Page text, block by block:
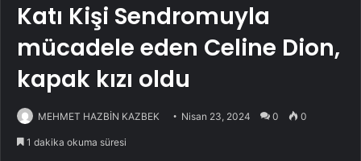
Katı Kişi Sendromuyla
mücadele eden Celine Dion,
kapak kızı oldu
MEHMET HAZBİN KAZBEK Nisan 23, 2024 0 0
1 dakika okuma süresi